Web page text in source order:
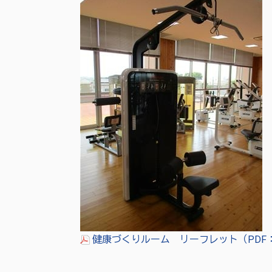
健康づくりルーム リーフレット（PDF